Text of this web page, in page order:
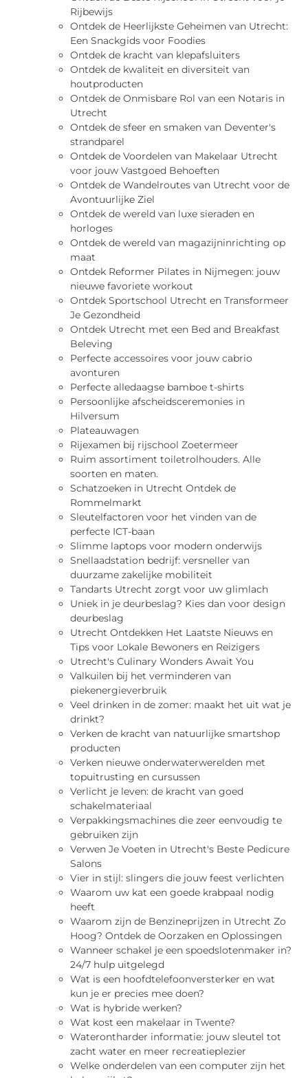
Rijbewijs
Ontdek de Heerlijkste Geheimen van Utrecht:
Een Snackgids voor Foodies
Ontdek de kracht van klepafsluiters
Ontdek de kwaliteit en diversiteit van
houtproducten
Ontdek de Onmisbare Rol van een Notaris in
Utrecht
Ontdek de sfeer en smaken van Deventer's
strandparel
Ontdek de Voordelen van Makelaar Utrecht
voor jouw Vastgoed Behoeften
Ontdek de Wandelroutes van Utrecht voor de
Avontuurlijke Ziel
Ontdek de wereld van luxe sieraden en
horloges
Ontdek de wereld van magazijninrichting op
maat
Ontdek Reformer Pilates in Nijmegen: jouw
nieuwe favoriete workout
Ontdek Sportschool Utrecht en Transformeer
Je Gezondheid
Ontdek Utrecht met een Bed and Breakfast
Beleving
Perfecte accessoires voor jouw cabrio
avonturen
Perfecte alledaagse bamboe t-shirts
Persoonlijke afscheidsceremonies in
Hilversum
Plateauwagen
Rijexamen bij rijschool Zoetermeer
Ruim assortiment toiletrolhouders. Alle
soorten en maten.
Schatzoeken in Utrecht Ontdek de
Rommelmarkt
Sleutelfactoren voor het vinden van de
perfecte ICT-baan
Slimme laptops voor modern onderwijs
Snellaadstation bedrijf: versneller van
duurzame zakelijke mobiliteit
Tandarts Utrecht zorgt voor uw glimlach
Uniek in je deurbeslag? Kies dan voor design
deurbeslag
Utrecht Ontdekken Het Laatste Nieuws en
Tips voor Lokale Bewoners en Reizigers
Utrecht's Culinary Wonders Await You
Valkuilen bij het verminderen van
piekenergieverbruik
Veel drinken in de zomer: maakt het uit wat je
drinkt?
Verken de kracht van natuurlijke smartshop
producten
Verken nieuwe onderwaterwerelden met
topuitrusting en cursussen
Verlicht je leven: de kracht van goed
schakelmateriaal
Verpakkingsmachines die zeer eenvoudig te
gebruiken zijn
Verwen Je Voeten in Utrecht's Beste Pedicure
Salons
Vier in stijl: slingers die jouw feest verlichten
Waarom uw kat een goede krabpaal nodig
heeft
Waarom zijn de Benzineprijzen in Utrecht Zo
Hoog? Ontdek de Oorzaken en Oplossingen
Wanneer schakel je een spoedslotenmaker in?
24/7 hulp uitgelegd
Wat is een hoofdtelefoonversterker en wat
kun je er precies mee doen?
Wat is hybride werken?
Wat kost een makelaar in Twente?
Waterontharder informatie: jouw sleutel tot
zacht water en meer recreatieplezier
Welke onderdelen van een computer zijn het